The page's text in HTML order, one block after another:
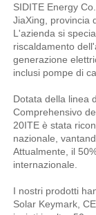
SIDITE Energy
JiaXing, provincia
L'azienda si
riscaldamento
generazione
inclusi pompe di
Dotata della linea
Comprehensivo
20ITE è stata
nazionale,
Attualmente, il
internazionale.
I nostri prodotti
Solar Keymark,